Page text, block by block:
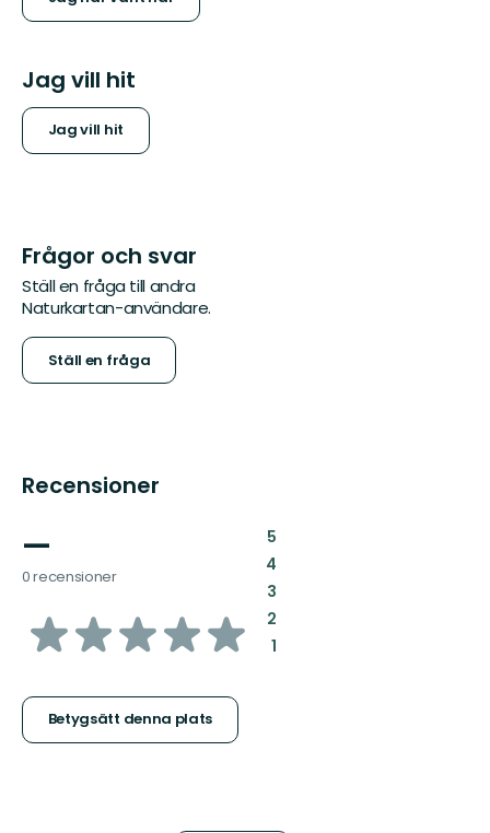
Jag vill hit
Jag vill hit
Frågor och svar
Ställ en fråga till andra
Naturkartan-användare.
Ställ en fråga
Recensioner
—
0 recensioner
av
stjärnor
Betygsätt denna plats
5:
4:
3:
2:
1: